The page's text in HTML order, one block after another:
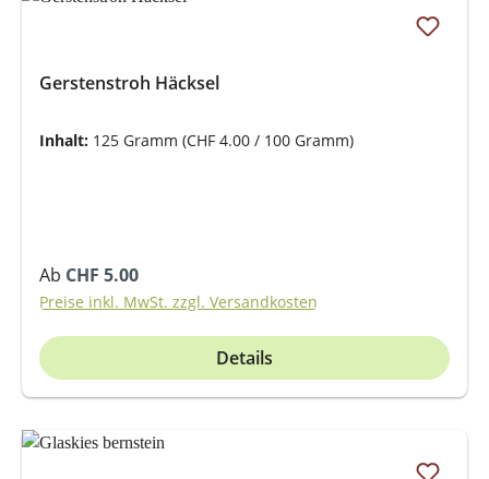
Gerstenstroh Häcksel
Inhalt: 125 Gramm (CHF 4.00 / 100 Gramm)
Regulärer Preis:
Ab CHF 5.00
Preise inkl. MwSt. zzgl. Versandkosten
Details